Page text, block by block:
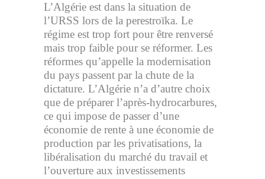
L’Algérie est dans la situation de
l’URSS lors de la perestroïka. Le
régime est trop fort pour être renversé
mais trop faible pour se réformer. Les
réformes qu’appelle la modernisation
du pays passent par la chute de la
dictature. L’Algérie n’a d’autre choix
que de préparer l’après-hydrocarbures,
ce qui impose de passer d’une
économie de rente à une économie de
production par les privatisations, la
libéralisation du marché du travail et
l’ouverture aux investissements